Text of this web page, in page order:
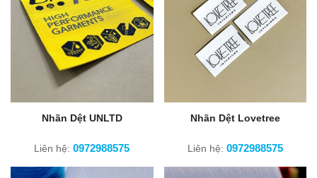
Nhãn Dệt UNLTD
Liên hệ:0972988575
Nhãn Dệt Lovetree
Liên hệ: 0972988575